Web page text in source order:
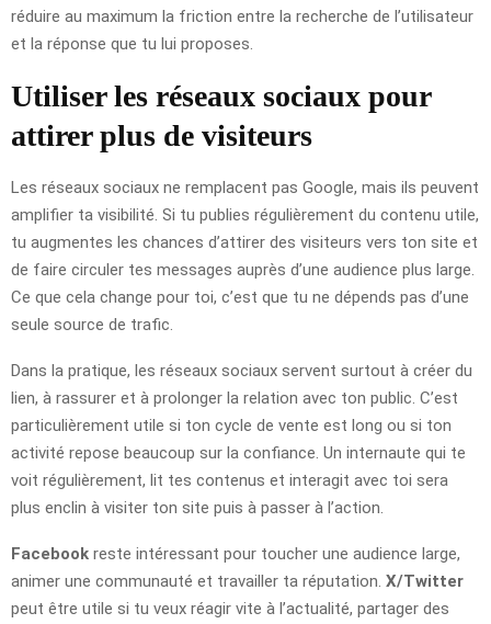
réduire au maximum la friction entre la recherche de l’utilisateur
et la réponse que tu lui proposes.
Utiliser les réseaux sociaux pour
attirer plus de visiteurs
Les réseaux sociaux ne remplacent pas Google, mais ils peuvent
amplifier ta visibilité. Si tu publies régulièrement du contenu utile,
tu augmentes les chances d’attirer des visiteurs vers ton site et
de faire circuler tes messages auprès d’une audience plus large.
Ce que cela change pour toi, c’est que tu ne dépends pas d’une
seule source de trafic.
Dans la pratique, les réseaux sociaux servent surtout à créer du
lien, à rassurer et à prolonger la relation avec ton public. C’est
particulièrement utile si ton cycle de vente est long ou si ton
activité repose beaucoup sur la confiance. Un internaute qui te
voit régulièrement, lit tes contenus et interagit avec toi sera
plus enclin à visiter ton site puis à passer à l’action.
Facebook reste intéressant pour toucher une audience large,
animer une communauté et travailler ta réputation. X/Twitter
peut être utile si tu veux réagir vite à l’actualité, partager des